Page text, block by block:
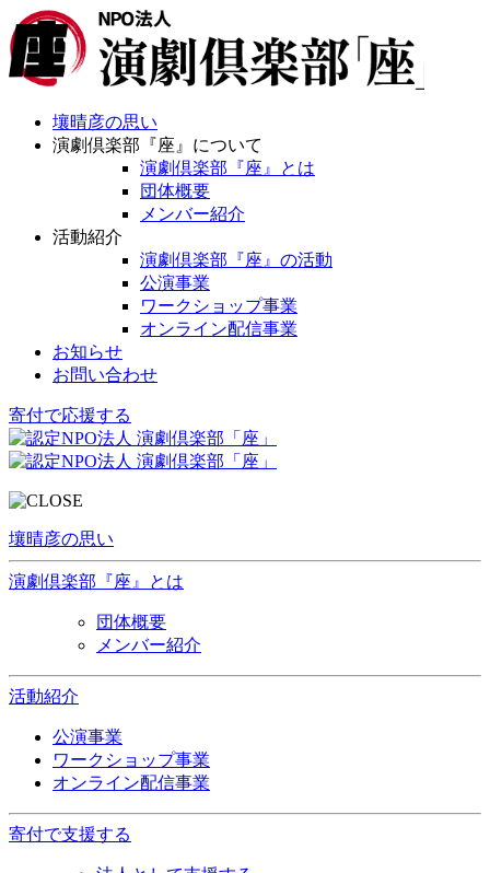
壤晴彦の思い
演劇倶楽部『座』について
演劇倶楽部『座』とは
団体概要
メンバー紹介
活動紹介
演劇倶楽部『座』の活動
公演事業
ワークショップ事業
オンライン配信事業
お知らせ
お問い合わせ
寄付で応援する
壤晴彦の思い
演劇倶楽部『座』とは
団体概要
メンバー紹介
活動紹介
公演事業
ワークショップ事業
オンライン配信事業
寄付で支援する